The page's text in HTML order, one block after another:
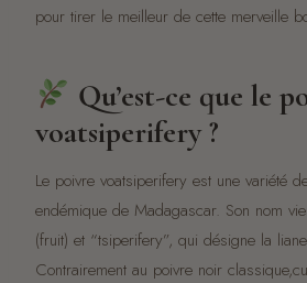
pour tirer le meilleur de cette merveille
Qu’est-ce que le
voatsiperifery ?
Le poivre voatsiperifery est une variété
endémique de Madagascar. Son nom
(fruit) et “tsiperifery”, qui désigne la
Contrairement au poivre noir